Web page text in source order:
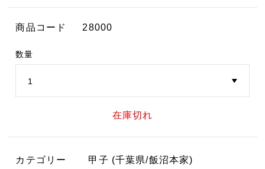
商品コード 28000
数量
在庫切れ
カテゴリー 甲子 (千葉県/飯沼本家)